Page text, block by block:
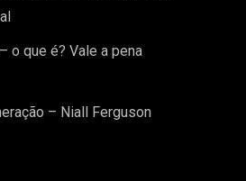
o que é? Vale a pena
– Niall Ferguson